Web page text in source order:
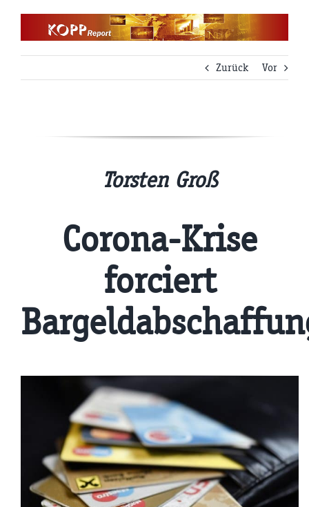
Zurück
Vor
Torsten Groß
Corona-Krise
forciert